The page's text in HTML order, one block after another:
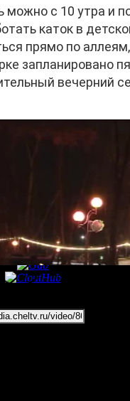
с 10 утра и
каток в
прямо по
запланировано
вечерний